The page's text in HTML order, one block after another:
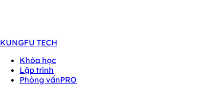
KUNGFU TECH
Khóa học
Lập trình
Phỏng vấnPRO